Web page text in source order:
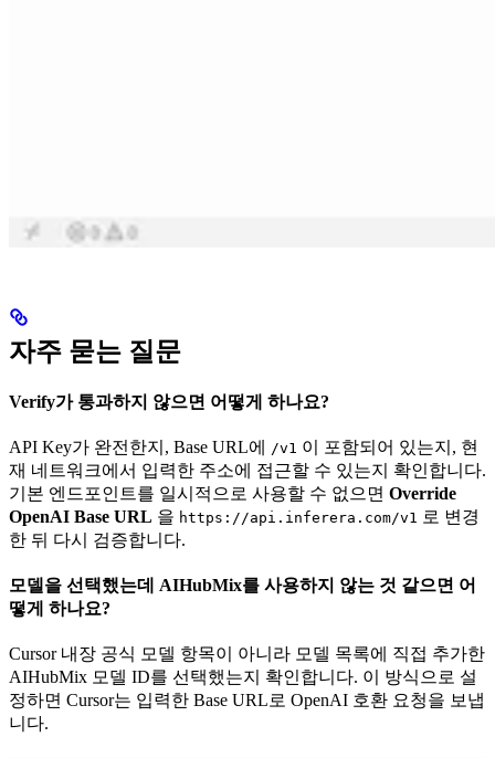
자주 묻는 질문
Verify가 통과하지 않으면 어떻게 하나요?
API Key가 완전한지, Base URL에 /v1 이 포함되어 있는지, 현
재 네트워크에서 입력한 주소에 접근할 수 있는지 확인합니다.
기본 엔드포인트를 일시적으로 사용할 수 없으면 Override
OpenAI Base URL 을 https://api.inferera.com/v1 로 변경
한 뒤 다시 검증합니다.
모델을 선택했는데 AIHubMix를 사용하지 않는 것 같으면 어
떻게 하나요?
Cursor 내장 공식 모델 항목이 아니라 모델 목록에 직접 추가한
AIHubMix 모델 ID를 선택했는지 확인합니다. 이 방식으로 설
정하면 Cursor는 입력한 Base URL로 OpenAI 호환 요청을 보냅
니다.